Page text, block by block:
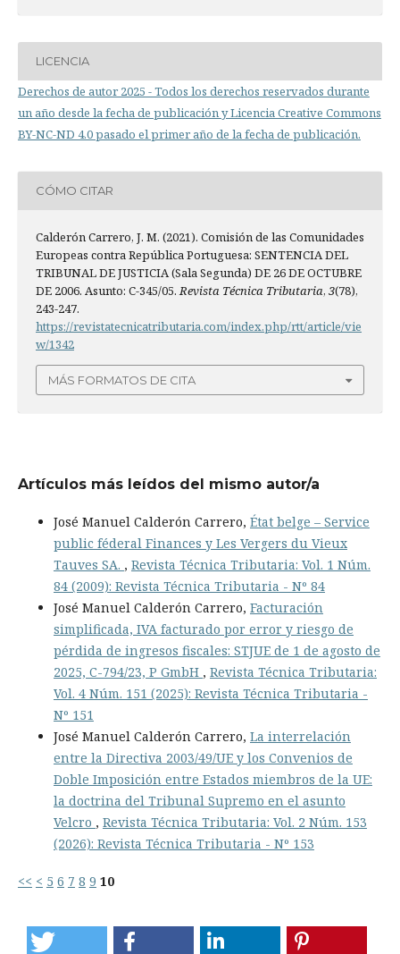
LICENCIA
Derechos de autor 2025 - Todos los derechos reservados durante
un año desde la fecha de publicación y Licencia Creative Commons
BY-NC-ND 4.0 pasado el primer año de la fecha de publicación.
CÓMO CITAR
Calderón Carrero, J. M. (2021). Comisión de las Comunidades
Europeas contra República Portuguesa: SENTENCIA DEL
TRIBUNAL DE JUSTICIA (Sala Segunda) DE 26 DE OCTUBRE
DE 2006. Asunto: C-345/05.Revista Técnica Tributaria, 3(78),
243-247.
https://revistatecnicatributaria.com/index.php/rtt/article/vie
w/1342
MÁS FORMATOS DE CITA
Artículos más leídos del mismo autor/a
José Manuel Calderón Carrero, État belge – Service
public féderal Finances y Les Vergers du Vieux
Tauves SA. , Revista Técnica Tributaria: Vol. 1 Núm.
84 (2009): Revista Técnica Tributaria - Nº 84
José Manuel Calderón Carrero, Facturación
simplificada, IVA facturado por error y riesgo de
pérdida de ingresos fiscales: STJUE de 1 de agosto de
2025, C-794/23, P GmbH , Revista Técnica Tributaria:
Vol. 4 Núm. 151 (2025): Revista Técnica Tributaria -
Nº 151
José Manuel Calderón Carrero, La interrelación
entre la Directiva 2003/49/UE y los Convenios de
Doble Imposición entre Estados miembros de la UE:
la doctrina del Tribunal Supremo en el asunto
Velcro , Revista Técnica Tributaria: Vol. 2 Núm. 153
(2026): Revista Técnica Tributaria - Nº 153
<< < 5 6 7 8 9 10